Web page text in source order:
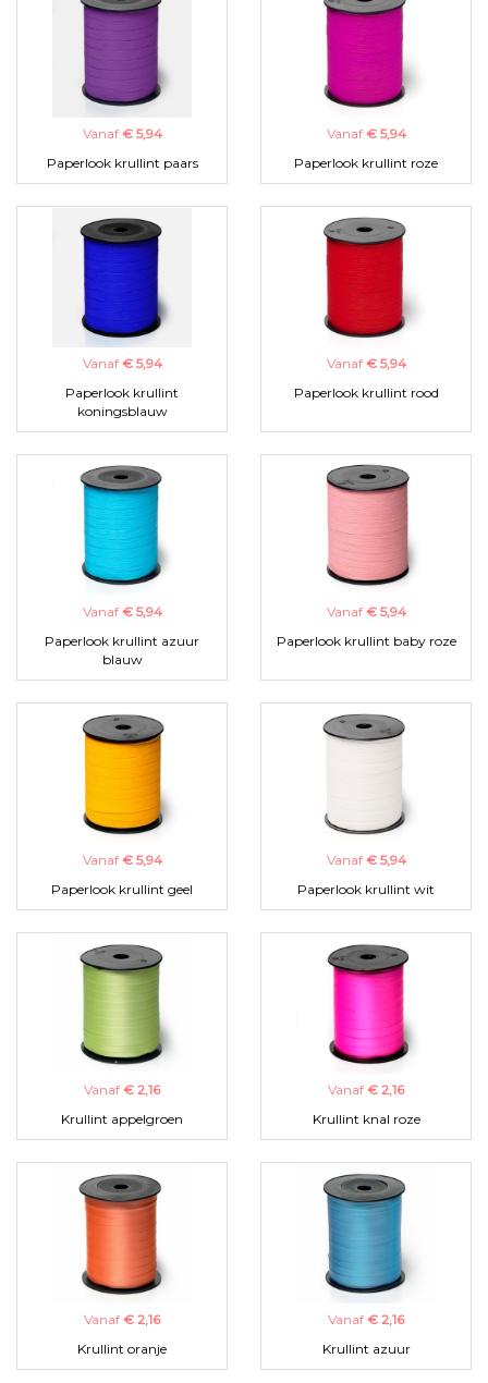
Vanaf € 5,94
Paperlook krullint paars
Vanaf € 5,94
Paperlook krullint roze
Vanaf € 5,94
Paperlook krullint
koningsblauw
Vanaf € 5,94
Paperlook krullint rood
Vanaf € 5,94
Paperlook krullint azuur
blauw
Vanaf € 5,94
Paperlook krullint baby roze
Vanaf € 5,94
Paperlook krullint geel
Vanaf € 5,94
Paperlook krullint wit
Vanaf € 2,16
Krullint appelgroen
Vanaf € 2,16
Krullint knal roze
Vanaf € 2,16
Krullint oranje
Vanaf € 2,16
Krullint azuur